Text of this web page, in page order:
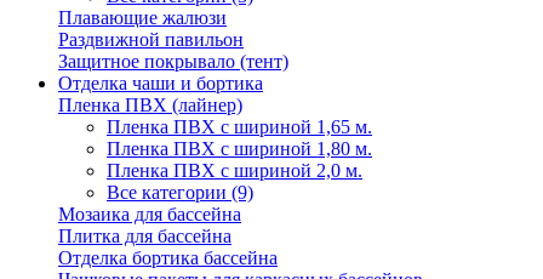
Плавающие жалюзи
Раздвижной павильон
Защитное покрывало (тент)
Отделка чаши и бортика
Пленка ПВХ (лайнер)
Пленка ПВХ с шириной 1,65 м.
Пленка ПВХ с шириной 1,80 м.
Пленка ПВХ с шириной 2,0 м.
Все категории (9)
Мозаика для бассейна
Плитка для бассейна
Отделка бортика бассейна